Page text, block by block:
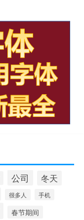
公司 冬天
很多人 手机
春节期间